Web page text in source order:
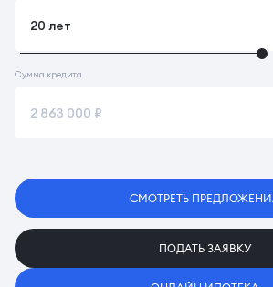
Сумма кредита
СМОТРЕТЬ
ПОДАТЬ ЗАЯВКУ